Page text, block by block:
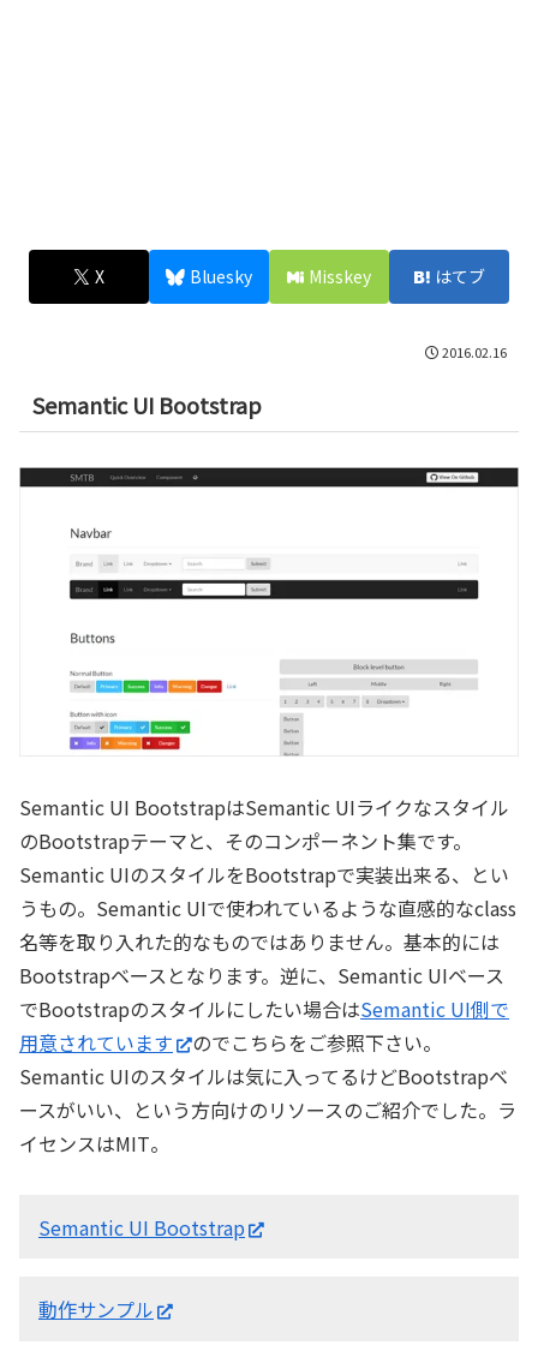
X Bluesky Misskey はてブ
2016.02.16
Semantic UI Bootstrap
Semantic UI BootstrapはSemantic UIライクなスタイル
のBootstrapテーマと、そのコンポーネント集です。
Semantic UIのスタイルをBootstrapで実装出来る、とい
うもの。Semantic UIで使われているような直感的なclass
名等を取り入れた的なものではありません。基本的には
Bootstrapベースとなります。逆に、Semantic UIベース
でBootstrapのスタイルにしたい場合はSemantic UI側で
用意されています
のでこちらをご参照下さい。
Semantic UIのスタイルは気に入ってるけどBootstrapベ
ースがいい、という方向けのリソースのご紹介でした。ラ
イセンスはMIT。
Semantic UI Bootstrap
動作サンプル